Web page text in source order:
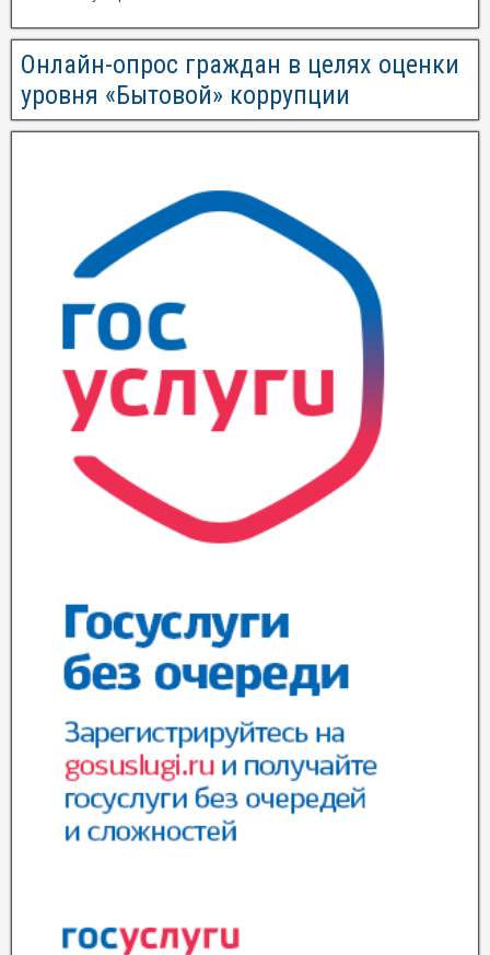
Онлайн-опрос граждан в целях оценки
уровня «Бытовой» коррупции